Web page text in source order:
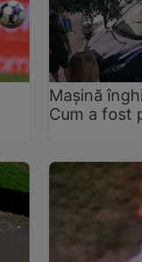
Mașină
Cum a fost